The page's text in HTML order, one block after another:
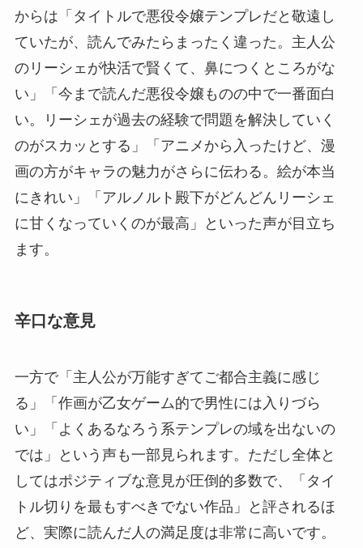
からは「タイトルで悪役令嬢テンプレだと敬遠し
ていたが、読んでみたらまったく違った。主人公
のリーシェが快活で賢くて、鼻につくところがな
い」「今まで読んだ悪役令嬢ものの中で一番面白
い。リーシェが過去の経験で問題を解決していく
のがスカッとする」「アニメから入ったけど、漫
画の方がキャラの魅力がさらに伝わる。絵が本当
にきれい」「アルノルト殿下がどんどんリーシェ
に甘くなっていくのが最高」といった声が目立ち
ます。
辛口な意見
一方で「主人公が万能すぎてご都合主義に感じ
る」「作画が乙女ゲーム的で男性には入りづら
い」「よくあるなろう系テンプレの域を出ないの
では」という声も一部見られます。ただし全体と
してはポジティブな意見が圧倒的多数で、「タイ
トル切りを最もすべきでない作品」と評されるほ
ど、実際に読んだ人の満足度は非常に高いです。